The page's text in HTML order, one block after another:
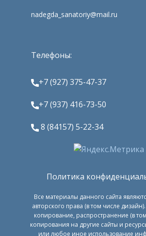
nadegda_sanatoriy@mail.ru
Телефоны:
+7 (927) 375-47-37
+7 (937) 416-73-50
8 (84157) 5-22-34
Политика
Все материалы данного сайта
авторского права (в том числе
копирование, распространение (в
копирования на другие сайты и
или любое иное использование